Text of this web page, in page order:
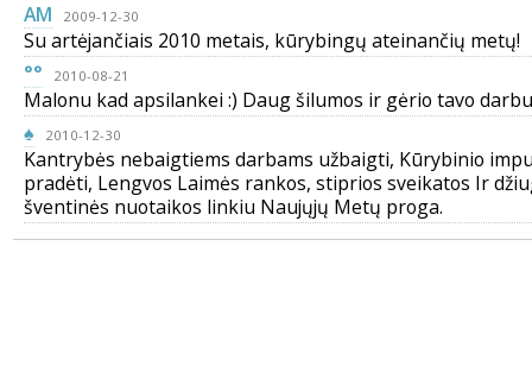
AM
2009-12-30
Su artėjančiais 2010 metais, kūrybingų ateinančių metų!
°°
2010-08-21
Malonu kad apsilankei :) Daug šilumos ir gėrio tavo
♠
2010-12-30
Kantrybės nebaigtiems darbams užbaigti, Kūrybinio
pradėti, Lengvos Laimės rankos, stiprios sveikatos Ir
šventinės nuotaikos linkiu Naujųjų Metų proga.